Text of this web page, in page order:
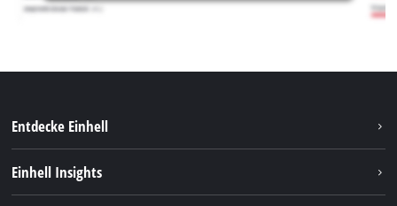
Entdecke Einhell
Einhell Insights